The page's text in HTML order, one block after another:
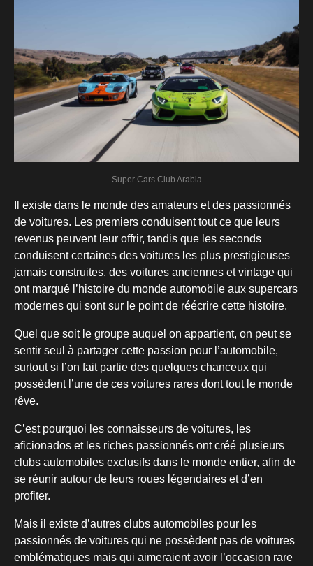
Super Cars Club Arabia
Il existe dans le monde des amateurs et des passionnés
de voitures. Les premiers conduisent tout ce que leurs
revenus peuvent leur offrir, tandis que les seconds
conduisent certaines des voitures les plus prestigieuses
jamais construites, des voitures anciennes et vintage qui
ont marqué l’histoire du monde automobile aux supercars
modernes qui sont sur le point de réécrire cette histoire.
Quel que soit le groupe auquel on appartient, on peut se
sentir seul à partager cette passion pour l’automobile,
surtout si l’on fait partie des quelques chanceux qui
possèdent l’une de ces voitures rares dont tout le monde
rêve.
C’est pourquoi les connaisseurs de voitures, les
aficionados et les riches passionnés ont créé plusieurs
clubs automobiles exclusifs dans le monde entier, afin de
se réunir autour de leurs roues légendaires et d’en
profiter.
Mais il existe d’autres clubs automobiles pour les
passionnés de voitures qui ne possèdent pas de voitures
emblématiques mais qui aimeraient avoir l’occasion rare